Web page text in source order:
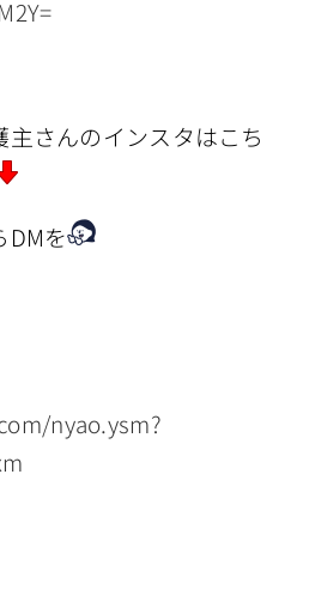
さんのインスタはこち
DMを
nyao.ysm?